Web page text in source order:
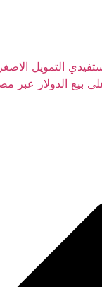
التمويل
بيع الدولار عبر